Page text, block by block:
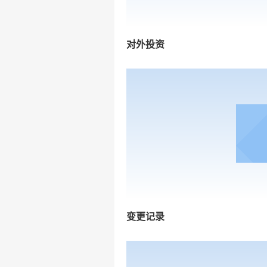
对外投资
变更记录